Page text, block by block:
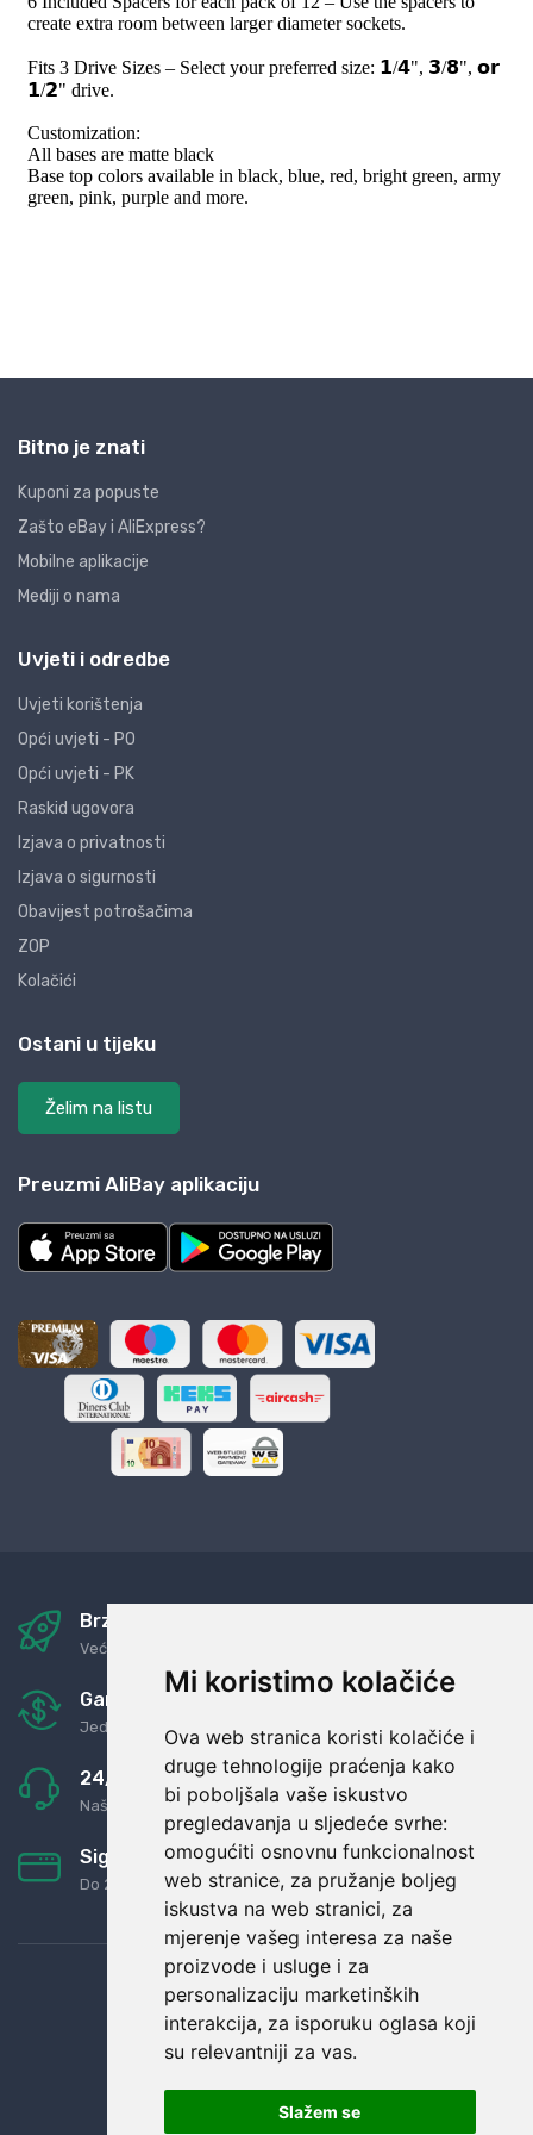
Mi koristimo kolačiće
Ova web stranica koristi kolačiće i
druge tehnologije praćenja kako
bi poboljšala vaše iskustvo
pregledavanja u sljedeće svrhe:
omogućiti osnovnu funkcionalnost
web stranice, za pružanje boljeg
iskustva na web stranici, za
mjerenje vašeg interesa za naše
proizvode i usluge i za
personalizaciju marketinških
interakcija, za isporuku oglasa koji
su relevantniji za vas.
Slažem se
Bitno je znati
Kuponi za popuste
Zašto eBay i AliExpress?
Mobilne aplikacije
Mediji o nama
Uvjeti i odredbe
Uvjeti korištenja
Opći uvjeti - PO
Opći uvjeti - PK
Raskid ugovora
Izjava o privatnosti
Izjava o sigurnosti
Obavijest potrošačima
ZOP
Kolačići
Ostani u tijeku
Želim na listu
Preuzmi AliBay aplikaciju
Brza i sigurna dostava
Već za nekoliko dana kod vas
Garancija u povrat novaca
Jednostavno pravilo: Roba za novac
24/7 odlična podrška
Naši agenti uvijek na raspolaganju
Sigurno obročno plaćanje
Do 24 rata bez kamata